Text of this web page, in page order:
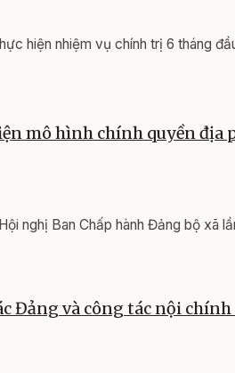
hiện nhiệm vụ chính trị 6 tháng
mô hình chính quyền địa
nghị Ban Chấp hành Đảng bộ xã
Đảng và công tác nội